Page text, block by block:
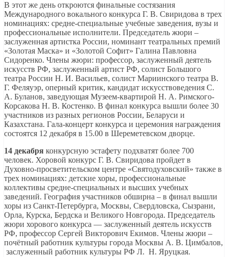
В этот же день откроются финальные состязания
Международного вокального конкурса Г. В. Свиридова в трех
номинациях: средне-специальные учебные заведения, вузы и
профессиональные исполнители. Председатель жюри –
заслуженная артистка России, номинант театральных премий
«Золотая Маска» и «Золотой Софит» Галина Павловна
Сидоренко. Члены жюри: профессор, заслуженный деятель
искусств РФ, заслуженный артист РФ, солист Большого
театра России Н. И. Васильев, солист Мариинского театра В.
Г. Феляуэр, оперный критик, кандидат искусствоведения С.
А. Буланов, заведующая Музеем-квартирой Н. А. Римского-
Корсакова Н. В. Костенко. В финал конкурса вышли более 30
участников из разных регионов России, Беларуси и
Казахстана. Гала-концерт конкурса и церемония награждения
состоятся 12 декабря в 15.00 в Шереметевском дворце.
14 декабря конкурсную эстафету подхватят более 700
человек. Хоровой конкурс Г. В. Свиридова пройдет в
Духовно-просветительском центре «Святодуховский» также в
трех номинациях: детские хоры, профессиональные
коллективы средне-специальных и высших учебных
заведений. География участников обширна – в финал вышли
хоры из Санкт-Петербурга, Москвы, Свердловска, Сызрани,
Орла, Курска, Бердска и Великого Новгорода. Председатель
жюри хорового конкурса — заслуженный деятель искусств
РФ, профессор Сергей Викторович Екимов. Члены жюри –
почётный работник культуры города Москвы А. В. Цимбалов,
заслуженный работник культуры РФ Л. Н. Яруцкая.